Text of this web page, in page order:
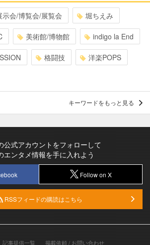
示会/博覧会/展覧会 堀ちえみ
美術館/博物館 indigo la End
格闘技 洋楽POPS
キーワードをもっと見る
公式アカウントをフォローして
エンタメ情報を手に入れよう
Follow on X
RSSフィードの購読はこちら
記事提供一覧 掲載依頼 / お問い合わせ